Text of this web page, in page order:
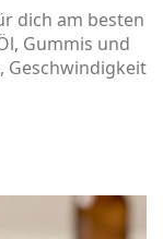
dich am besten
Gummis und
Geschwindigkeit